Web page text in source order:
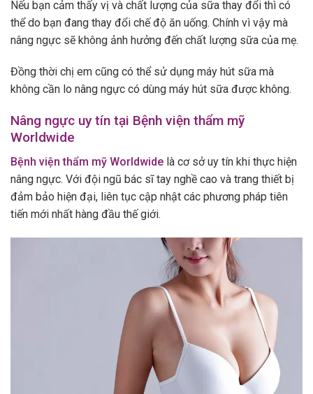
Nếu bạn cảm thấy vị và chất lượng của sữa thay đổi thì có
thể do bạn đang thay đổi chế độ ăn uống. Chính vì vậy mà
nâng ngực sẽ không ảnh hưởng đến chất lượng sữa của mẹ.
Đồng thời chị em cũng có thể sử dụng máy hút sữa mà
không cần lo nâng ngực có dùng máy hút sữa được không.
Nâng ngực uy tín tại Bệnh viện thẩm mỹ
Worldwide
Bệnh viện thẩm mỹ Worldwide là cơ sở uy tín khi thực hiện
nâng ngực. Với đội ngũ bác sĩ tay nghề cao và trang thiết bị
đảm bảo hiện đại, liên tục cập nhật các phương pháp tiên
tiến mới nhất hàng đầu thế giới.